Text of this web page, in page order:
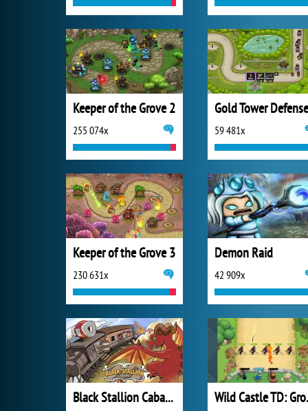
Keeper of the Grove 2
255 074x
Gold Tower Defense
59 481x
Keeper of the Grove 3
230 631x
Demon Raid
42 909x
Black Stallion Cabaret Wild